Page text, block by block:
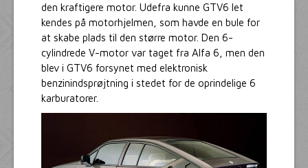
den kraftigere motor. Udefra kunne GTV6 let
kendes på motorhjelmen, som havde en bule for
at skabe plads til den større motor. Den 6-
cylindrede V-motor var taget fra Alfa 6, men den
blev i GTV6 forsynet med elektronisk
benzinindsprøjtning i stedet for de oprindelige 6
karburatorer.